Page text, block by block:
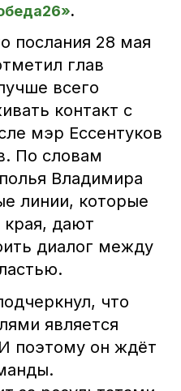
.
послания 28 мая
глав
всего
контакт с
мэр Ессентуков
По словам
Владимира
линии, которые
края, дают
диалог между
что
является
поэтому он ждёт